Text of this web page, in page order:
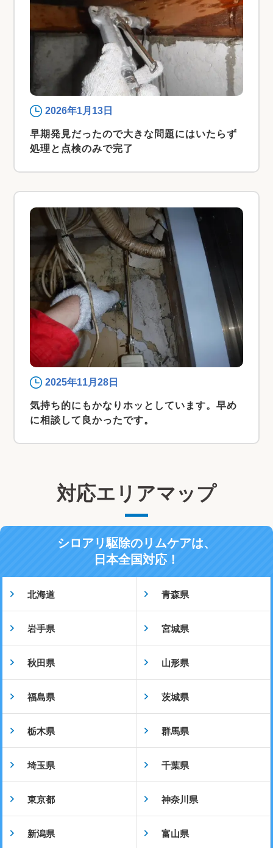
2026年1月13日
早期発見だったので大きな問題にはいたらず
処理と点検のみで完了
2025年11月28日
気持ち的にもかなりホッとしています。早め
に相談して良かったです。
対応エリアマップ
シロアリ駆除のリムケアは、
日本全国対応！
北海道 青森県
岩手県 宮城県
秋田県 山形県
福島県 茨城県
栃木県 群馬県
埼玉県 千葉県
東京都 神奈川県
新潟県 富山県